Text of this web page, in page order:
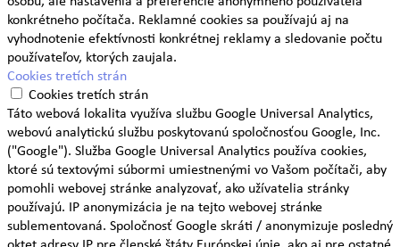
konkrétneho počítača. Reklamné cookies sa používajú aj na
vyhodnotenie efektívnosti konkrétnej reklamy a sledovanie počtu
používateľov, ktorých zaujala.
Cookies tretích strán
Cookies tretích strán
Táto webová lokalita využíva službu Google Universal Analytics,
webovú analytickú službu poskytovanú spoločnosťou Google, Inc.
("Google"). Služba Google Universal Analytics používa cookies,
ktoré sú textovými súbormi umiestnenými vo Vašom počítači, aby
pomohli webovej stránke analyzovať, ako užívatelia stránky
používajú. IP anonymizácia je na tejto webovej stránke
sublementovaná. Spoločnosť Google skráti / anonymizuje posledný